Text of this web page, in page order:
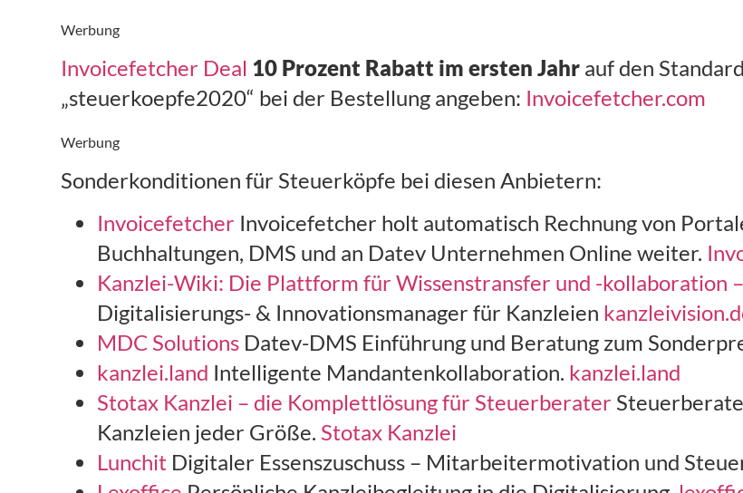
Werbung
Invoicefetcher Deal 10 Prozent Rabatt im ersten Jahr auf den
„steuerkoepfe2020“ bei der Bestellung angeben: Invoicefetcher.com
Werbung
Sonderkonditionen für Steuerköpfe bei diesen Anbietern:
Invoicefetcher Invoicefetcher holt automatisch Rechnung von
Buchhaltungen, DMS und an Datev Unternehmen Online weiter.
Kanzlei-Wiki: Die Plattform für Wissenstransfer und -kollaboration
Digitalisierungs- & Innovationsmanager für Kanzleien
MDC Solutions Datev-DMS Einführung und Beratung zum
kanzlei.land Intelligente Mandantenkollaboration. kanzlei.land
Stotax Kanzlei – die Komplettlösung für Steuerberater
Kanzleien jeder Größe. Stotax Kanzlei
Lunchit Digitaler Essenszuschuss – Mitarbeitermotivation und